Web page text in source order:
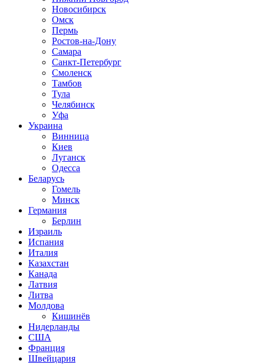
Новосибирск
Омск
Пермь
Ростов-на-Дону
Самара
Санкт-Петербург
Смоленск
Тамбов
Тула
Челябинск
Уфа
Украина
Винница
Киев
Луганск
Одесса
Беларусь
Гомель
Минск
Германия
Берлин
Израиль
Испания
Италия
Казахстан
Канада
Латвия
Литва
Молдова
Кишинёв
Нидерланды
США
Франция
Швейцария